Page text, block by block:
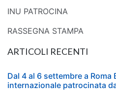
INU PATROCINA
RASSEGNA STAMPA
ARTICOLI RECENTI
Dal 4 al 6 settembre a Roma
internazionale patrocinata